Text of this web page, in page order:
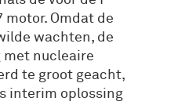
motor. Omdat de
wachten, de
met nucleaire
te groot geacht,
interim oplossing